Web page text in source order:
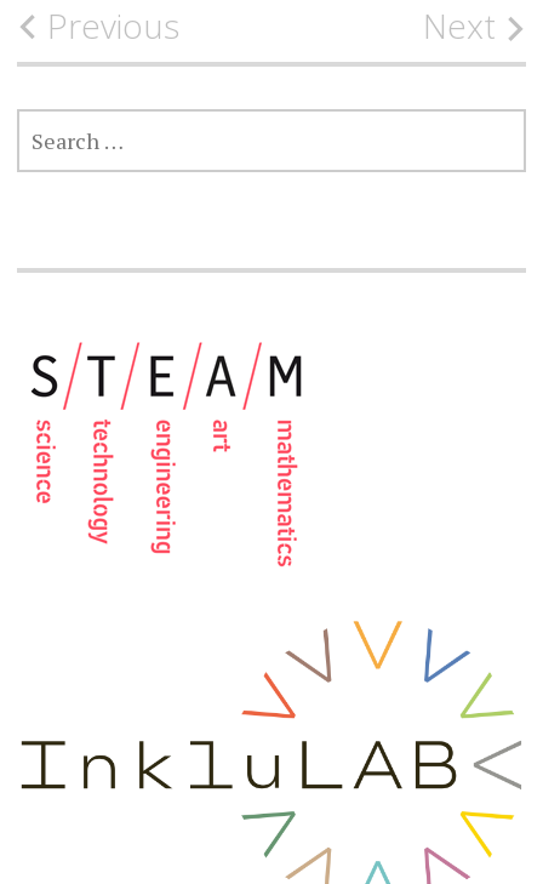
Post
navigation
Previous Next
SEARCH
FOR: